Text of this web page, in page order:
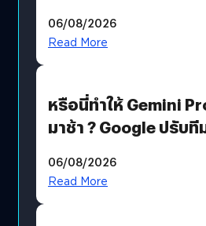
06/08/2026
Read More
หรือนี่ทำให้ Gemini
มาช้า ? Google ปรับที
AGI
06/08/2026
Read More